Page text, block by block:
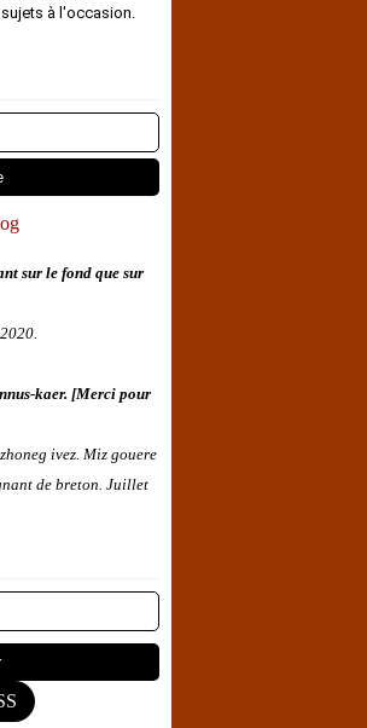
à l'occasion.
sur le fond que sur
kaer. [Merci pour
ivez. Miz gouere
de breton. Juillet